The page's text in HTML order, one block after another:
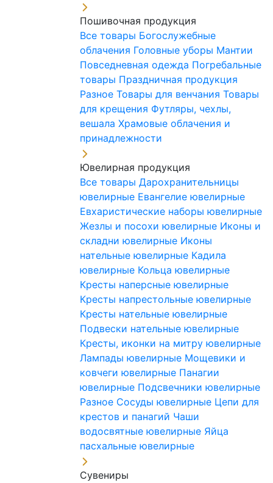
Пошивочная продукция
Все товары Богослужебные
облачения Головные уборы Мантии
Повседневная одежда Погребальные
товары Праздничная продукция
Разное Товары для венчания Товары
для крещения Футляры, чехлы,
вешала Храмовые облачения и
принадлежности
Ювелирная продукция
Все товары Дарохранительницы
ювелирные Евангелие ювелирные
Евхаристические наборы ювелирные
Жезлы и посохи ювелирные Иконы и
складни ювелирные Иконы
нательные ювелирные Кадила
ювелирные Кольца ювелирные
Кресты наперсные ювелирные
Кресты напрестольные ювелирные
Кресты нательные ювелирные
Подвески нательные ювелирные
Кресты, иконки на митру ювелирные
Лампады ювелирные Мощевики и
ковчеги ювелирные Панагии
ювелирные Подсвечники ювелирные
Разное Сосуды ювелирные Цепи для
крестов и панагий Чаши
водосвятные ювелирные Яйца
пасхальные ювелирные
Сувениры